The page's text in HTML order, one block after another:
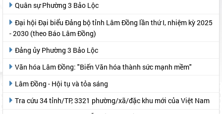
Quân sự Phường 3 Bảo Lộc
- 2030 (theo Báo Lâm Đồng)
Đảng ủy Phường 3 Bảo Lộc
Văn hóa Lâm Đồng: "Biến Văn hóa thành sức mạnh mềm"
Lâm Đồng - Hội tụ và tỏa sáng
Tra cứu 34 tỉnh/TP, 3321 phường/xã/đặc khu mới của Việt Nam